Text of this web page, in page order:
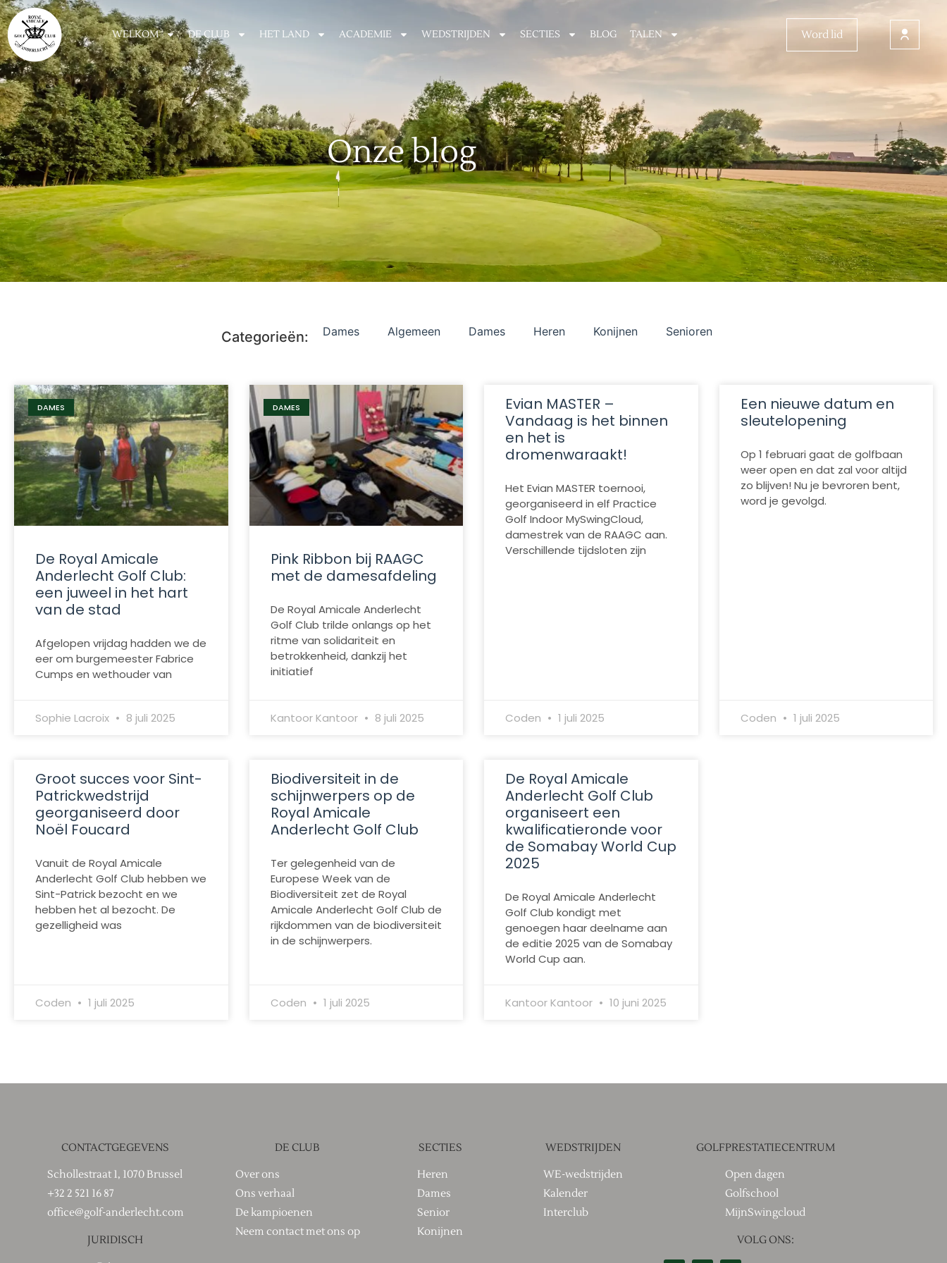
WELKOM DE CLUB HET LAND ACADEMIE WEDSTRIJDEN SECTIES BLOG TALEN Word lid
Onze blog
Categorieën: Dames Algemeen Dames Heren Konijnen Senioren
DAMES
De Royal Amicale
Anderlecht Golf Club:
een juweel in het hart
van de stad
Afgelopen vrijdag hadden we de
eer om burgemeester Fabrice
Cumps en wethouder van
Sophie Lacroix 8 juli 2025
DAMES
Pink Ribbon bij RAAGC
met de damesafdeling
De Royal Amicale Anderlecht
Golf Club trilde onlangs op het
ritme van solidariteit en
betrokkenheid, dankzij het
initiatief
Kantoor Kantoor 8 juli 2025
Evian MASTER –
Vandaag is het binnen
en het is
dromenwaraakt!
Het Evian MASTER toernooi,
georganiseerd in elf Practice
Golf Indoor MySwingCloud,
damestrek van de RAAGC aan.
Verschillende tijdsloten zijn
Coden 1 juli 2025
Een nieuwe datum en
sleutelopening
Op 1 februari gaat de golfbaan
weer open en dat zal voor altijd
zo blijven! Nu je bevroren bent,
word je gevolgd.
Coden 1 juli 2025
Groot succes voor Sint-
Patrickwedstrijd
georganiseerd door
Noël Foucard
Vanuit de Royal Amicale
Anderlecht Golf Club hebben we
Sint-Patrick bezocht en we
hebben het al bezocht. De
gezelligheid was
Coden 1 juli 2025
Biodiversiteit in de
schijnwerpers op de
Royal Amicale
Anderlecht Golf Club
Ter gelegenheid van de
Europese Week van de
Biodiversiteit zet de Royal
Amicale Anderlecht Golf Club de
rijkdommen van de biodiversiteit
in de schijnwerpers.
Coden 1 juli 2025
De Royal Amicale
Anderlecht Golf Club
organiseert een
kwalificatieronde voor
de Somabay World Cup
2025
De Royal Amicale Anderlecht
Golf Club kondigt met
genoegen haar deelname aan
de editie 2025 van de Somabay
World Cup aan.
Kantoor Kantoor 10 juni 2025
CONTACTGEGEVENS
Schollestraat 1, 1070 Brussel
+32 2 521 16 87
office@golf-anderlecht.com
JURIDISCH
DE CLUB
Over ons
Ons verhaal
De kampioenen
Neem contact met ons op
SECTIES
Heren
Dames
Senior
Konijnen
WEDSTRIJDEN
WE-wedstrijden
Kalender
Interclub
GOLFPRESTATIECENTRUM
Open dagen
Golfschool
MijnSwingcloud
VOLG ONS: